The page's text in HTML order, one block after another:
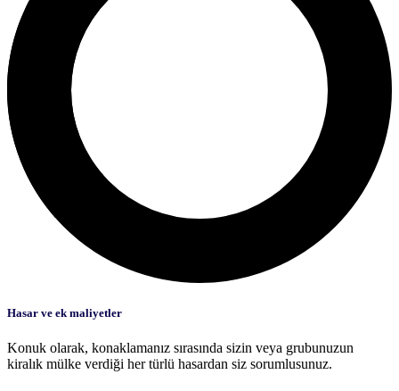
Hasar ve ek maliyetler
Konuk olarak, konaklamanız sırasında sizin veya grubunuzun
kiralık mülke verdiği her türlü hasardan siz sorumlusunuz.